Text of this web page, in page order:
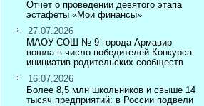
Отчет о проведении девятого этапа
эстафеты «Мои финансы»
27.07.2026
МАОУ СОШ № 9 города Армавир
вошла в число победителей Конкурса
инициатив родительских сообществ
16.07.2026
Более 8,5 млн школьников и свыше 14
тысяч предприятий: в России подвели